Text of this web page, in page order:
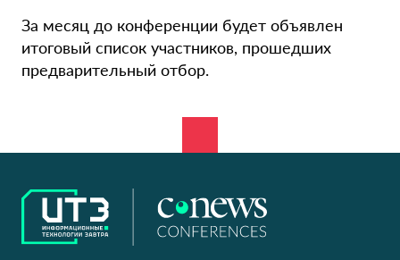
За месяц до конференции будет объявлен
итоговый список участников, прошедших
предварительный отбор.